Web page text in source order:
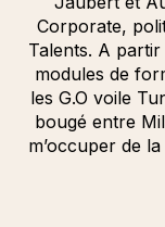
Corporate,
Talents. A partir
modules de
les G.O voile
bougé entre
m’occuper de